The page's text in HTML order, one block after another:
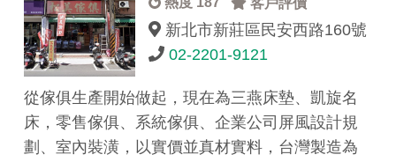
客戶評價
新北市新莊區民安西路160號
02-2201-9121
從傢俱生產開始做起，現在為三燕床墊、凱旋名
床，零售傢俱、系統傢俱、企業公司屏風設計規
劃、室內裝潢，以實價並真材實料，台灣製造為